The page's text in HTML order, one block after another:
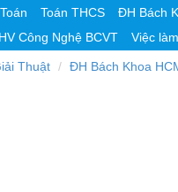
Toán THCS ĐH Bách
HV Công Nghệ BCVT Việc
Thuật ĐH Bách Khoa